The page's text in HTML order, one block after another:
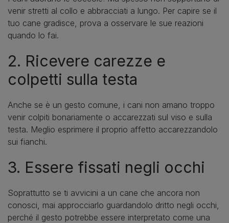
venir stretti al collo e abbracciati a lungo. Per capire se il
tuo cane gradisce, prova a osservare le sue reazioni
quando lo fai.
2. Ricevere carezze e
colpetti sulla testa
Anche se è un gesto comune, i cani non amano troppo
venir colpiti bonariamente o accarezzati sul viso e sulla
testa. Meglio esprimere il proprio affetto accarezzandolo
sui fianchi.
3. Essere fissati negli occhi
Soprattutto se ti avvicini a un cane che ancora non
conosci, mai approcciarlo guardandolo dritto negli occhi,
perché il gesto potrebbe essere interpretato come una